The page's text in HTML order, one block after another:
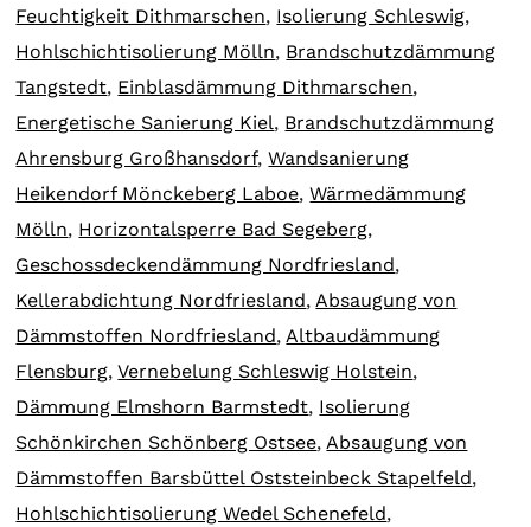
Feuchtigkeit Dithmarschen, Isolierung Schleswig,
Hohlschichtisolierung Mölln, Brandschutzdämmung
Tangstedt, Einblasdämmung Dithmarschen,
Energetische Sanierung Kiel, Brandschutzdämmung
Ahrensburg Großhansdorf,Wandsanierung
Heikendorf Mönckeberg Laboe,Wärmedämmung
Mölln, Horizontalsperre Bad Segeberg,
Geschossdeckendämmung Nordfriesland,
Kellerabdichtung Nordfriesland, Absaugung von
Dämmstoffen Nordfriesland, Altbaudämmung
Flensburg,Vernebelung Schleswig Holstein,
Dämmung Elmshorn Barmstedt, Isolierung
Schönkirchen Schönberg Ostsee, Absaugung von
Dämmstoffen Barsbüttel Oststeinbeck Stapelfeld,
Hohlschichtisolierung Wedel Schenefeld,